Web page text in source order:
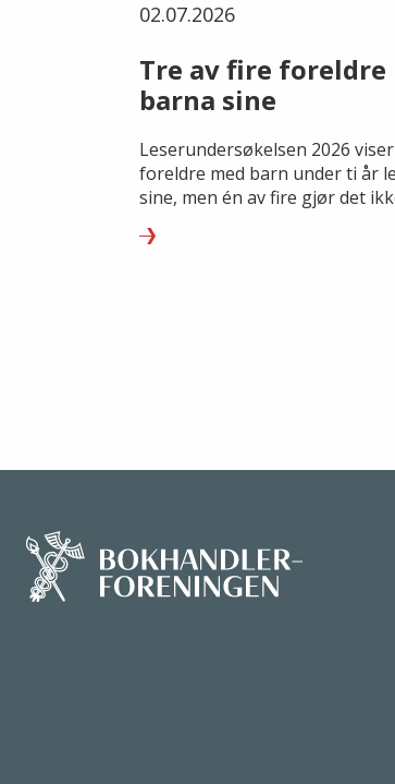
02.07.2026
Tre av fire
barna sine
Leserundersøkelsen 2026
foreldre med barn under ti år
sine, men én av fire gjør det